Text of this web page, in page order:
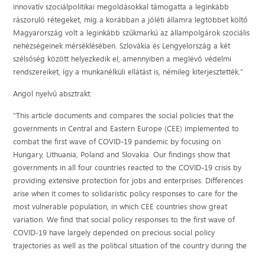
innovatív szociálpolitikai megoldásokkal támogatta a leginkább
rászoruló rétegeket, míg a korábban a jóléti államra legtöbbet költő
Magyarország volt a leginkább szűkmarkú az állampolgárok szociális
nehézségeinek mérséklésében. Szlovákia és Lengyelország a két
szélsőség között helyezkedik el, amennyiben a meglévő védelmi
rendszereiket, így a munkanélküli ellátást is, némileg kiterjesztették."
Angol nyelvű absztrakt:
"This article documents and compares the social policies that the
governments in Central and Eastern Europe (CEE) implemented to
combat the first wave of COVID-19 pandemic by focusing on
Hungary, Lithuania, Poland and Slovakia. Our findings show that
governments in all four countries reacted to the COVID-19 crisis by
providing extensive protection for jobs and enterprises. Differences
arise when it comes to solidaristic policy responses to care for the
most vulnerable population, in which CEE countries show great
variation. We find that social policy responses to the first wave of
COVID-19 have largely depended on precious social policy
trajectories as well as the political situation of the country during the